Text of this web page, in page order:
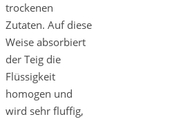
trockenen
Zutaten. Auf diese
Weise absorbiert
der Teig die
Flüssigkeit
homogen und
wird sehr fluffig,